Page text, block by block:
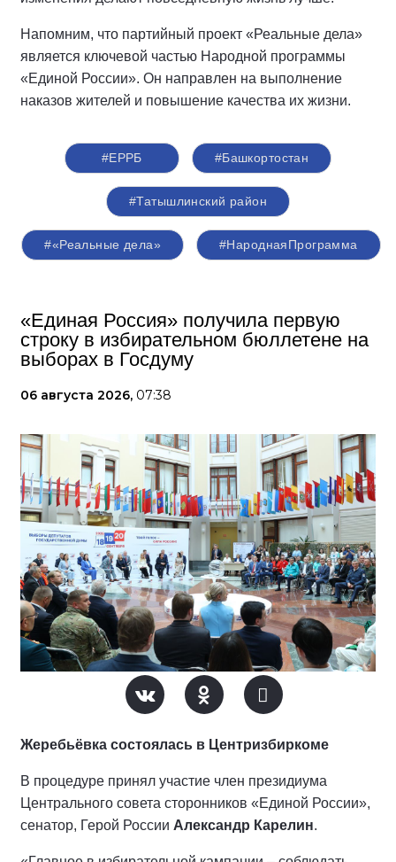
Напомним, что партийный проект «Реальные дела»
является ключевой частью Народной программы
«Единой России». Он направлен на выполнение
наказов жителей и повышение качества их жизни.
#ЕРРБ #Башкортостан
#Татышлинский район
#«Реальные дела» #НароднаяПрограмма
«Единая Россия» получила первую
строку в избирательном бюллетене на
выборах в Госдуму
06 августа 2026, 07:38
Жеребьёвка состоялась в Центризбиркоме
В процедуре принял участие член президиума
Центрального совета сторонников «Единой России»,
сенатор, Герой России Александр Карелин.